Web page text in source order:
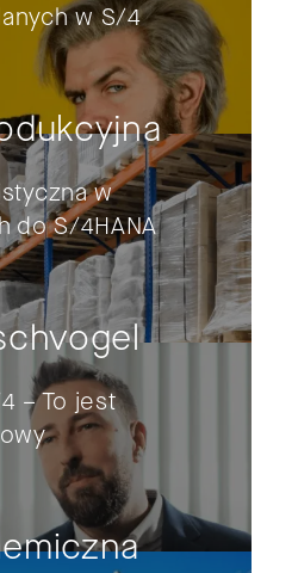
w S/4
w
do S/4HANA
– To jest